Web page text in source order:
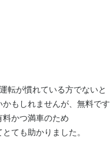
転が慣れている方でないと
もしれませんが、無料です
かつ満車のため
ても助かりました。